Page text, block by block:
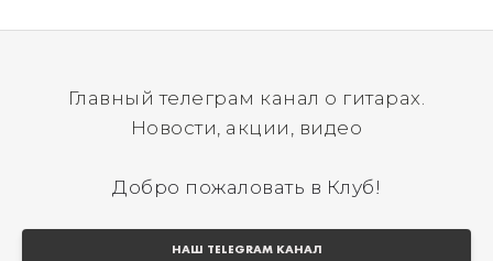
Главный телеграм канал о гитарах.
Новости, акции, видео
Добро пожаловать в Клуб!
НАШ TELEGRAM КАНАЛ